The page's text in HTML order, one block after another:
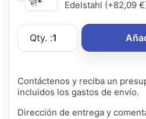
Edelstahl (+82,09
Qty. :1
Contáctenos y reciba un
incluidos los gastos de envío.
Dirección de entrega y